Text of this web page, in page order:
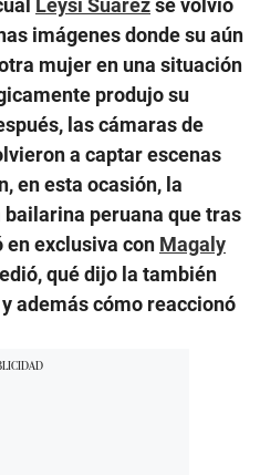
Leysi Suárezse volvió
imágenes donde su aún
mujer en una situación
produjo su
las cámaras de
a captar escenas
en esta ocasión, la
peruana que tras
en exclusiva con Magaly
qué dijo la también
además cómo reaccionó